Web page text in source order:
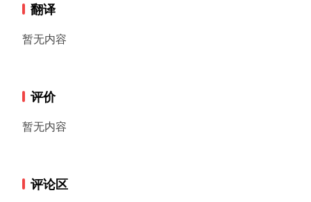
翻译
暂无内容
评价
暂无内容
评论区